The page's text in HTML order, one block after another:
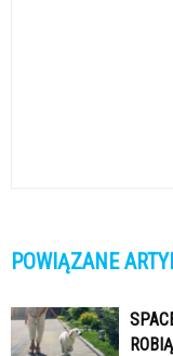
POWIĄZANE